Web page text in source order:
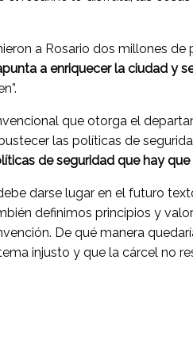
a Rosario dos millones
a enriquecer la ciudad y
que otorga el
las políticas de
de seguridad que hay que
darse lugar en el futuro
definimos principios y
De qué manera
injusto y que la cárcel no